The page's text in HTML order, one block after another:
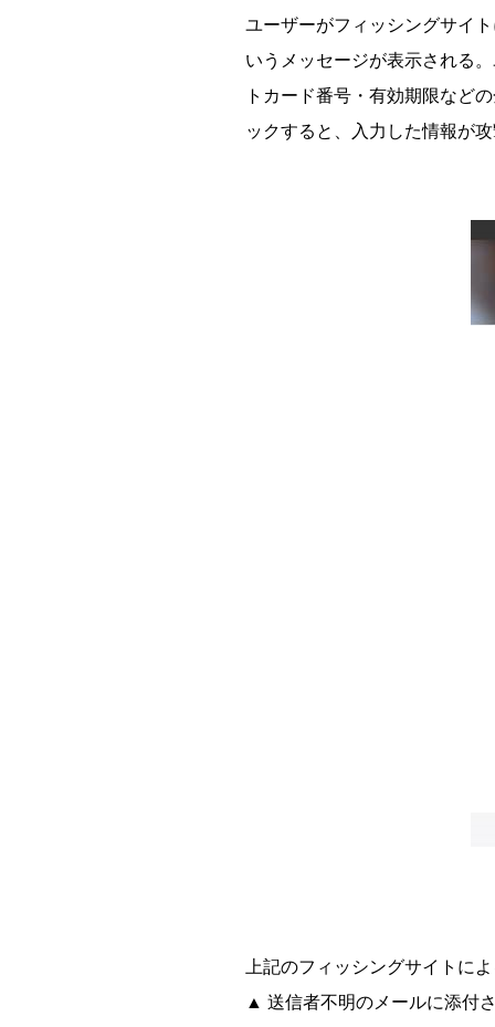
ユーザーがフィッシングサイ
いうメッセージが表示される
トカード番号・有効期限など
ックすると、入力した情報が
上記のフィッシングサイトに
▲ 送信者不明のメールに添付